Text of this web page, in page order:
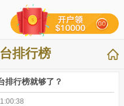
排行榜
排行榜就够了？